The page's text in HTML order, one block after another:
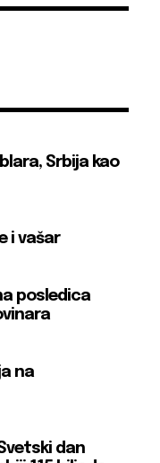
Srbija kao
i vašar
posledica
na
dan